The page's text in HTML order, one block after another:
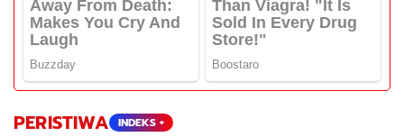
PERISTIWA INDEKS +